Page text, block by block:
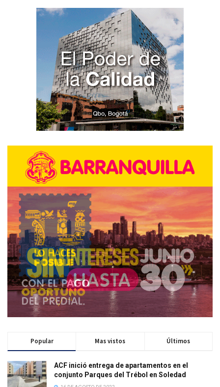
Popular Mas vistos Últimos
ACF inició entrega de apartamentos en el
conjunto Parques del Trébol en Soledad